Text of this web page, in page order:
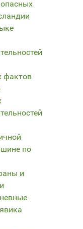
фактов
по
и